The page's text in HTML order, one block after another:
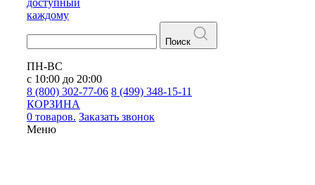
доступный
каждому
Поиск
ПН-ВС
с 10:00 до 20:00
8 (800) 302-77-06 8 (499) 348-15-11
КОРЗИНА
0 товаров. Заказать звонок
Меню